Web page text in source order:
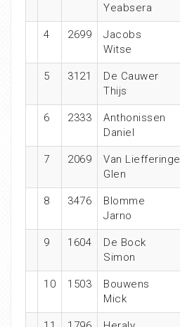
Yeabsera
4 2699
Jacobs
Witse
5 3121
De Cauwer
Thijs
6 2333
Anthonissen
Daniel
7 2069
Van Liefferinge
Glen
8 3476
Blomme
Jarno
9 1604
De Bock
Simon
10 1503
Bouwens
Mick